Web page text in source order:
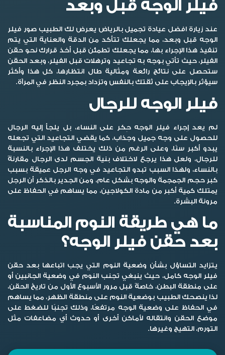
فيلر الوجه قبل وبعد
عند زيارة افضل عيادة تجميل بالرياض يعرض لك الطبيب صور فيلر
الوجه قبل وبعد، مما يجعلك تتأكد من الدقة والعناية التي يتم
تنفيذ هذا الإجراء بها، مما يجعلك تطمئن قبل أخذ قرارك نحو حقن
الفيلر، حيث تأتي بوجه به تجاعيد وترهلات قبل الفيلر، وبعد الحقن
ستحصل على نتائج رائعة ومثالية طال انتظارها، كل هذا وأكثر
سيؤثر بالإيجاب على ثقتك بالنفس وتزداد بمجرد النظر في المرآة.
فيلر الوجه للرجال
لم يعد إجراء فيلر الوجه حِكر على النساء، بل يلجأ إليه الرجال
للحصول على وجه جميل وجذاب، كما يقضي التجاعيد التي تجعله
يبدو أكبر سنًا، وعلى الرغم من ذلك يختلف هذا الإجراء بالنسبة
للرجال، ولعل هذا يرجع لاختلاف بنية الجسم لدى الرجال مقارنةً
بالنساء، ولهذا السبب تبدو التجاعيد في وجه الرجل عميقة بسبب
كبر حجم الجمجمة والوجه بشكل عام، ومن الجدير بالذكر أن الرجل
يمتلك كمية أكبر من مادة الكولاجين، مما يساهم في الحفاظ على
مرونة البشرة.
ما هي طريقة النوم المناسبة
بعد حقن فيلر الوجه؟
يتزايد التساؤل بشأن وضعية النوم التي يجب اتباعها بعد حقن
فيلر الوجه كامل، حيث ينبغي تجنب النوم في وضعية الجانبين أو
على منطقة البطن، خاصةً قبل مرور الأسبوع الأول من تاريخ الحقن،
لذا ينصحك الطبيب بوضعية النوم على منطقة الظهر، مما يساهم
في الحفاظ على وضعية الوجه مرتفعًا، وذلك تجنبًا للضغط على
موضع الحقن وانتقاله لأماكن أخرى أو حدوث أي مضاعفات مثل
التورم، التهيج وغيرها.